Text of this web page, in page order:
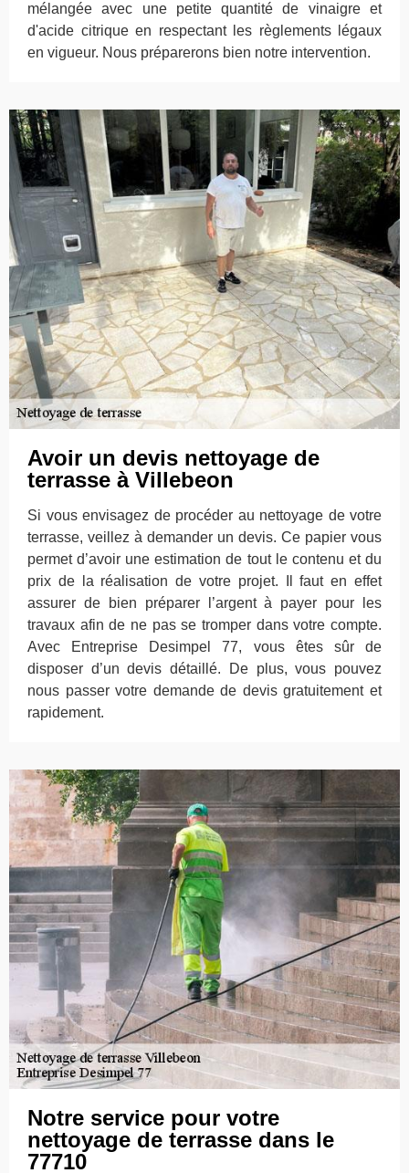
mélangée avec une petite quantité de vinaigre et
d'acide citrique en respectant les règlements légaux
en vigueur. Nous préparerons bien notre intervention.
Avoir un devis nettoyage de
terrasse à Villebeon
Si vous envisagez de procéder au nettoyage de votre
terrasse, veillez à demander un devis. Ce papier vous
permet d’avoir une estimation de tout le contenu et du
prix de la réalisation de votre projet. Il faut en effet
assurer de bien préparer l’argent à payer pour les
travaux afin de ne pas se tromper dans votre compte.
Avec Entreprise Desimpel 77, vous êtes sûr de
disposer d’un devis détaillé. De plus, vous pouvez
nous passer votre demande de devis gratuitement et
rapidement.
Notre service pour votre
nettoyage de terrasse dans le
77710